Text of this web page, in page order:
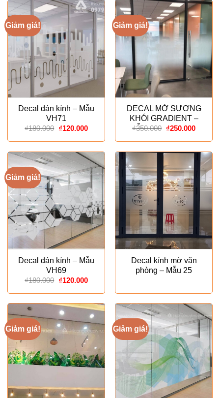
Giảm giá!
Decal dán kính – Mẫu
VH71
₫180.000 Giá
là:
₫180.000.
₫120.000Giá
tại
là:
₫120.000.
Giảm giá!
DECAL MỜ SƯƠNG
KHÓI GRADIENT –
MẪU ESPECIALLY
₫350.000 Giá
là:
₫350.000.
₫250.000Giá
tại
là:
Giảm giá!
Decal dán kính – Mẫu
VH69
₫180.000 Giá
là:
₫180.000.
₫120.000Giá
tại
là:
₫120.000.
Decal kính mờ văn
phòng – Mẫu 25
Giảm giá! Giảm giá!